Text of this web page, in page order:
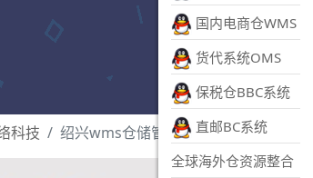
科技 绍兴wms仓储管理系统
国内电商仓WMS
货代系统OMS
保税仓BBC系统
直邮BC系统
全球海外仓资源整合